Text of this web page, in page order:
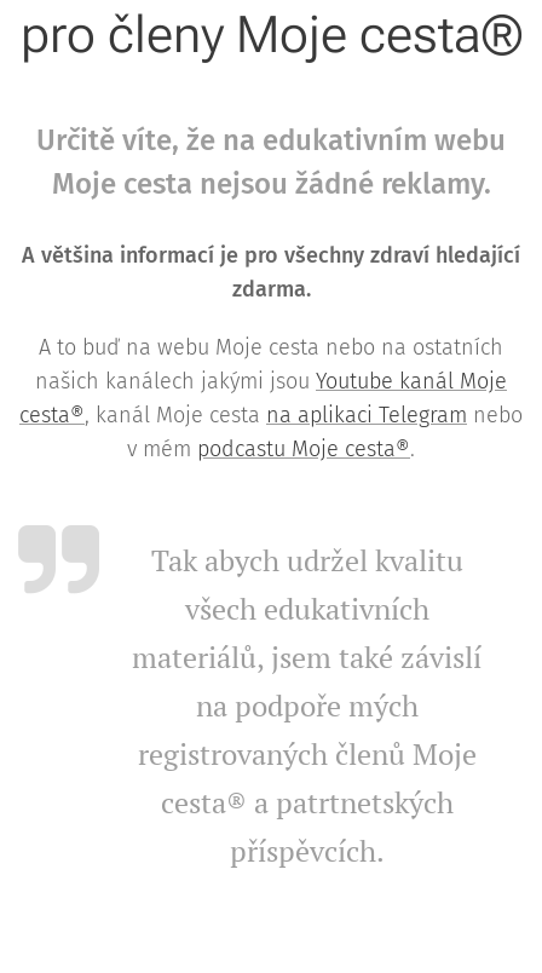
pro členy Moje cesta®
Určitě víte, že na edukativním webu
Moje cesta nejsou žádné reklamy.
A většina informací je pro všechny zdraví hledající
zdarma.
A to buď na webu Moje cesta nebo na ostatních
našich kanálech jakými jsou Youtube kanál Moje
cesta®, kanál Moje cesta na aplikaci Telegram nebo
v mém podcastu Moje cesta®.
Tak abych udržel kvalitu
všech edukativních
materiálů, jsem také závislí
na podpoře mých
registrovaných členů Moje
cesta® a patrtnetských
příspěvcích.